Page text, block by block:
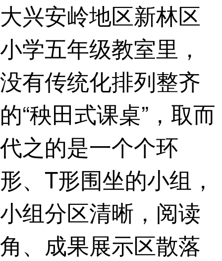
大兴安岭地区新林区
小学五年级教室里，
没有传统化排列整齐
的“秧田式课桌”，取而
代之的是一个个环
形、T形围坐的小组，
小组分区清晰，阅读
角、成果展示区散落